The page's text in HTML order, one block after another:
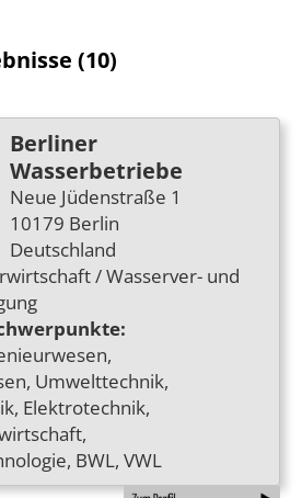
(10)
Berliner
Wasserbetriebe
Neue Jüdenstraße 1
10179 Berlin
Deutschland
/ Wasserver- und
Umwelttechnik,
Elektrotechnik,
BWL, VWL